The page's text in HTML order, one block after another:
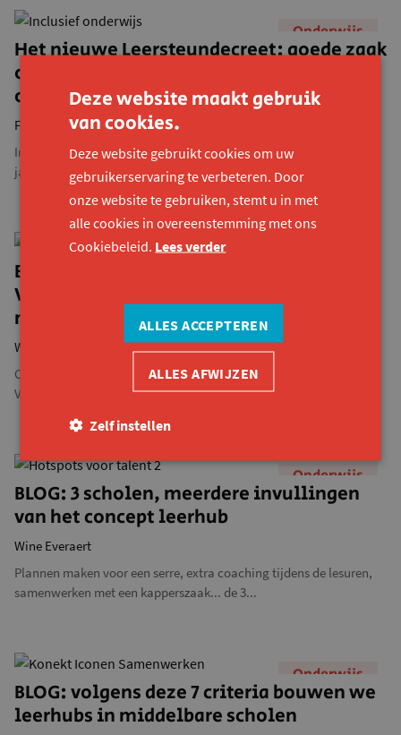
Onderwijs
Het nieuwe Leersteundecreet: goede zaak
of een lapmiddel voor inclusief
onderwijs?
Femke Houbrechts
Inclusief onderwijs blijft een moeilijk verhaal in ons land. Na
jarenlange kritiek schoof de regering het M-decreet...
BLOG: en toen gingen de leerlingen
Verkoop en Elektriciteit samen van start
met hun leerhub
Wine Everaert
Collega Wine begeleidt scholen bij het pioniersproject Hotspots
Voor Talent. In een blogreeks deelt ze haar...
Onderwijs
BLOG: 3 scholen, meerdere invullingen
van het concept leerhub
Wine Everaert
Plannen maken voor een serre, extra coaching tijdens de lesuren,
samenwerken met een kapperszaak... de 3...
Onderwijs
BLOG: volgens deze 7 criteria bouwen we
leerhubs in middelbare scholen
Deze website maakt gebruik
van cookies.
Deze website gebruikt cookies om uw
gebruikerservaring te verbeteren. Door
onze website te gebruiken, stemt u in met
alle cookies in overeenstemming met ons
Cookiebeleid. Lees verder
ALLES ACCEPTEREN
ALLES AFWIJZEN
Zelf instellen